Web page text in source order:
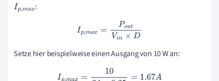
Ip,ma :
I
x=P outVin×D
Setze hier beispielweise einen Ausgang von 10 W an:
ma x=1024×0.25=1.67 A